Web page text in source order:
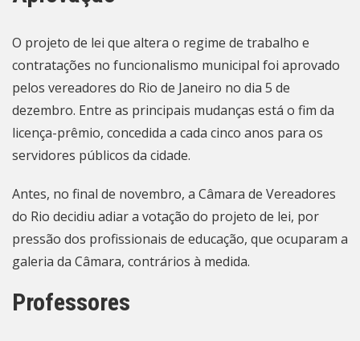
O projeto de lei que altera o regime de trabalho e
contratações no funcionalismo municipal foi aprovado
pelos vereadores do Rio de Janeiro no dia 5 de
dezembro. Entre as principais mudanças está o fim da
licença-prêmio, concedida a cada cinco anos para os
servidores públicos da cidade.
Antes, no final de novembro, a Câmara de Vereadores
do Rio decidiu adiar a votação do projeto de lei, por
pressão dos profissionais de educação, que ocuparam a
galeria da Câmara, contrários à medida.
Professores